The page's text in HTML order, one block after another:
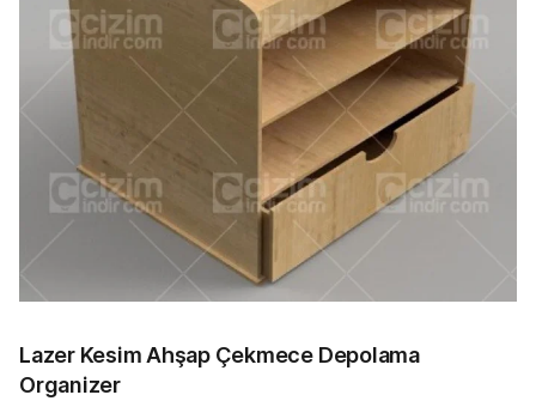
Lazer Kesim Ahşap Çekmece Depolama
Organizer